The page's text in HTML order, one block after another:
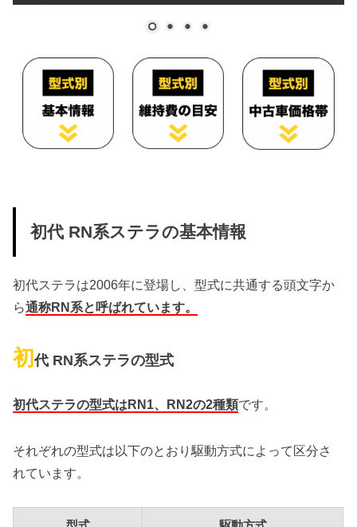
初代 RN系ステラの基本情報
初代ステラは2006年に登場し、型式に共通する頭文字か
ら通称RN系と呼ばれています。
初代 RN系ステラの型式
初代ステラの型式はRN1、RN2の2種類です。
それぞれの型式は以下のとおり駆動方式によって区分さ
れています。